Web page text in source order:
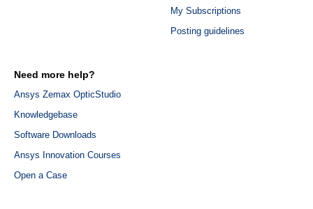
My Subscriptions
Posting guidelines
Need more help?
Ansys Zemax OpticStudio
Knowledgebase
Software Downloads
Ansys Innovation Courses
Open a Case